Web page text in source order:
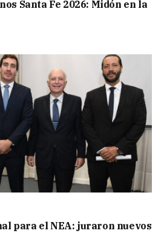
Santa Fe 2026: Midón en la
para el NEA: juraron nuevos